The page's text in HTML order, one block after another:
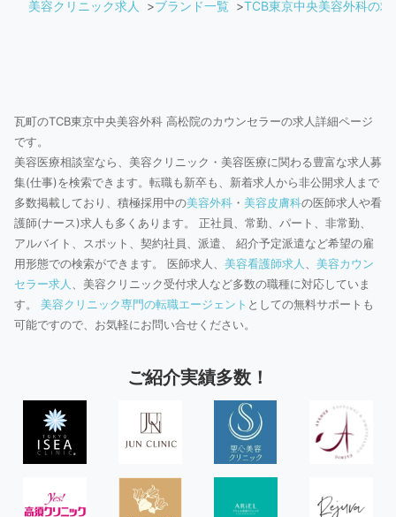
美容クリニック求人 ブランド一覧 TCB東京中央美容外科の求
瓦町のTCB東京中央美容外科 高松院のカウンセラーの求人詳細ページ
です。
美容医療相談室なら、美容クリニック・美容医療に関わる豊富な求人募
集(仕事)を検索できます。転職も新卒も、新着求人から非公開求人まで
多数掲載しており、積極採用中の美容外科 ・ 美容皮膚科の医師求人や看
護師(ナース)求人も多くあります。 正社員、常勤、パート、非常勤、
アルバイト、スポット、契約社員、派遣、 紹介予定派遣など希望の雇
用形態での検索ができます。 医師求人、 美容看護師求人
美容カウン
セラー求人
、美容クリニック受付求人など多数の職種に対応していま
す。 美容クリニック専門の転職エージェント としての無料サポートも
可能ですので、お気軽にお問い合せください。
ご紹介実績多数！